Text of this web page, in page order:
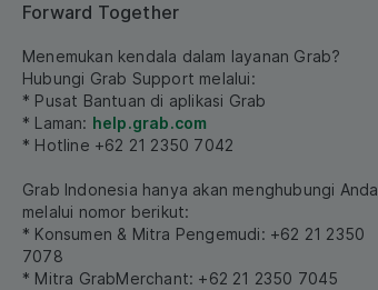
Forward Together
Menemukan kendala dalam layanan Grab?
Hubungi Grab Support melalui:
* Pusat Bantuan di aplikasi Grab
* Laman: help.grab.com
* Hotline +62 21 2350 7042
Grab Indonesia hanya akan menghubungi Anda
melalui nomor berikut:
* Konsumen & Mitra Pengemudi: +62 21 2350
7078
* Mitra GrabMerchant: +62 21 2350 7045